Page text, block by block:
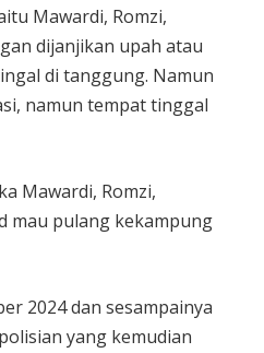
Mawardi, Romzi,
dijanjikan upah atau
di tanggung. Namun
namun tempat tinggal
Mawardi, Romzi,
mau pulang kekampung
2024 dan sesampainya
yang kemudian